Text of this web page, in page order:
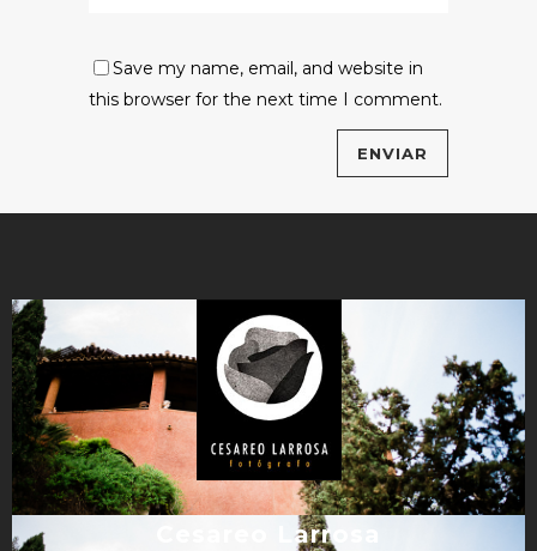
Save my name, email, and website in
this browser for the next time I comment.
Cesareo Larrosa